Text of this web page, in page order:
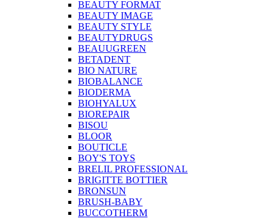
BEAUTY FORMAT
BEAUTY IMAGE
BEAUTY STYLE
BEAUTYDRUGS
BEAUUGREEN
BETADENT
BIO NATURE
BIOBALANCE
BIODERMA
BIOHYALUX
BIOREPAIR
BISOU
BLOOR
BOUTICLE
BOY'S TOYS
BRELIL PROFESSIONAL
BRIGITTE BOTTIER
BRONSUN
BRUSH-BABY
BUCCOTHERM